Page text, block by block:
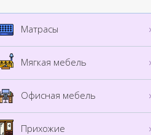
Матрасы
Мягкая мебель
Офисная мебель
Прихожие